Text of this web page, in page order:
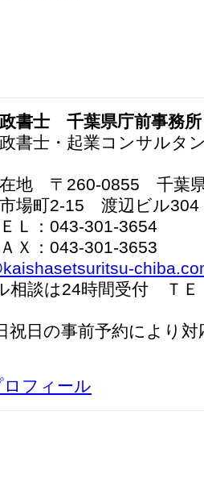
書士 千葉県庁前事務所
書士・起業コンサルタ
地 〒260-0855 千葉
場町2-15 渡辺ビル304
Ｌ：043-301-3654
ＡＸ：043-301-3653
相談は24時間受付 ＴＥ
祝日の事前予約により
フィール